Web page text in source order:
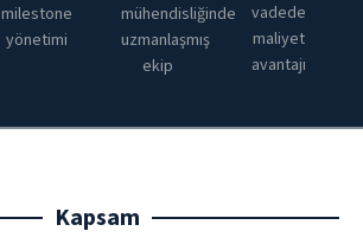
milestone
yönetimi
mühendisliğinde
uzmanlaşmış
ekip
vadede
maliyet
avantajı
Kapsam